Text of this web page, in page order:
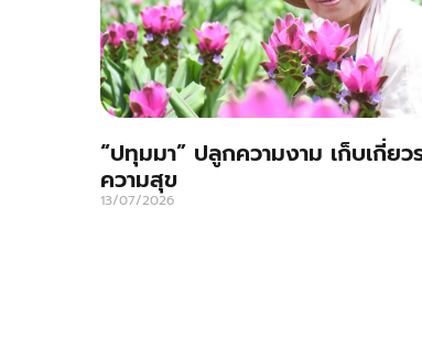
“ปทุมมา” ปลูกความงาม เก็บเกี่ยว
ความสุข
13/07/2026